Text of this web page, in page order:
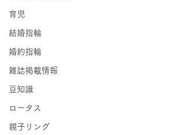
育児
結婚指輪
婚約指輪
雑誌掲載情報
豆知識
ロータス
親子リング